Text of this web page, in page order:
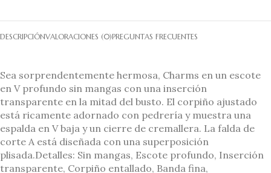
DESCRIPCIÓNVALORACIONES (0)PREGUNTAS FRECUENTES
Sea sorprendentemente hermosa, Charms en un escote
en V profundo sin mangas con una inserción
transparente en la mitad del busto. El corpiño ajustado
está ricamente adornado con pedrería y muestra una
espalda en V baja y un cierre de cremallera. La falda de
corte A está diseñada con una superposición
plisada.Detalles: Sin mangas, Escote profundo, Inserción
transparente, Corpiño entallado, Banda fina,